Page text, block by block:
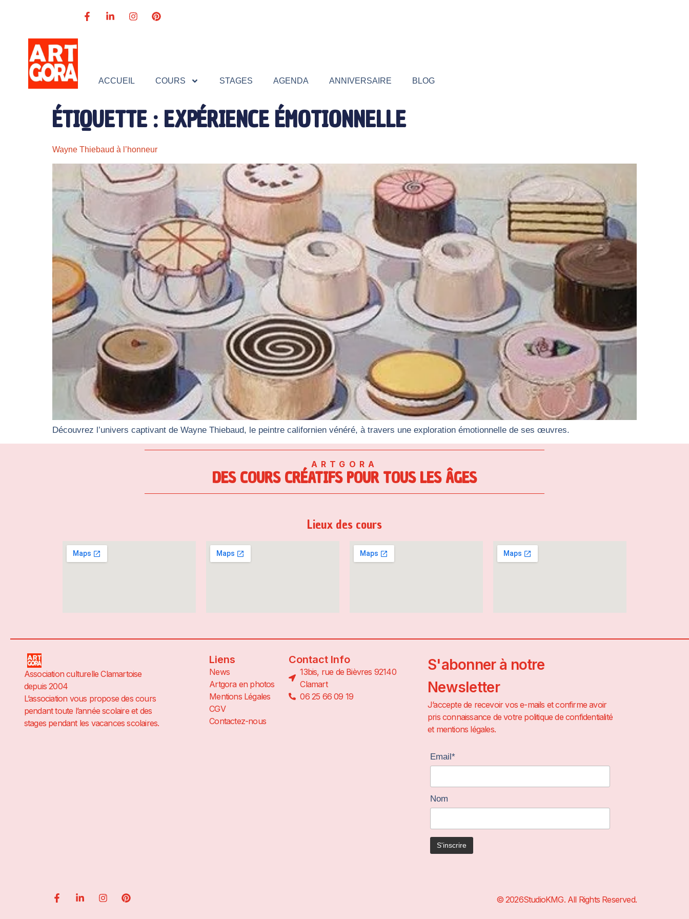
ACCUEIL COURS STAGES AGENDA ANNIVERSAIRE BLOG
ÉTIQUETTE : EXPÉRIENCE ÉMOTIONNELLE
Wayne Thiebaud à l’honneur
Découvrez l’univers captivant de Wayne Thiebaud, le peintre californien vénéré, à travers une exploration émotionnelle de ses œuvres.
ARTGORA
DES COURS CRÉATIFS POUR TOUS LES ÂGES
Lieux des cours
Association culturelle Clamartoise
depuis 2004
L’association vous propose des cours
pendant toute l’année scolaire et des
stages pendant les vacances scolaires.
Liens
News
Artgora en photos
Mentions Légales
CGV
Contactez-nous
Contact Info
13bis, rue de Bièvres 92140
Clamart
06 25 66 09 19
S'abonner à notre
Newsletter
J’accepte de recevoir vos e-mails et confirme avoir
pris connaissance de votre politique de confidentialité
et mentions légales.
Email*
Nom
© 2026StudioKMG. All Rights Reserved.